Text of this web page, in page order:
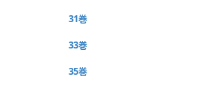
31巻
33巻
35巻